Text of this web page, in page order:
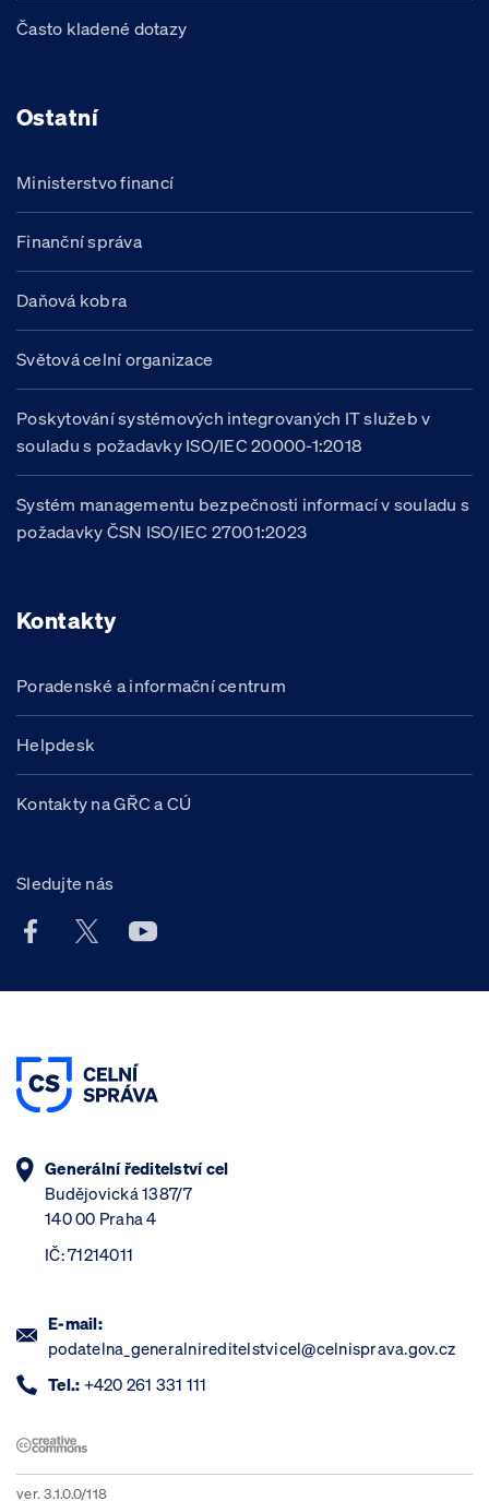
Často kladené dotazy
Ostatní
Ministerstvo financí
Finanční správa
Daňová kobra
Světová celní organizace
Poskytování systémových integrovaných IT služeb v
souladu s požadavky ISO/IEC 20000-1:2018
Systém managementu bezpečnosti informací v souladu s
požadavky ČSN ISO/IEC 27001:2023
Kontakty
Poradenské a informační centrum
Helpdesk
Kontakty na GŘC a CÚ
Sledujte nás
Facebook účet Celní správy ČR
X účet Celní správy ČR
Youtube účet Celní správy ČR
Generální ředitelství cel
Budějovická 1387/7
140 00 Praha 4
IČ: 71214011
E-mail:
podatelna_generalnireditelstvicel@celnisprava.gov.cz
Tel.: +420 261 331 111
ver. 3.1.0.0/118